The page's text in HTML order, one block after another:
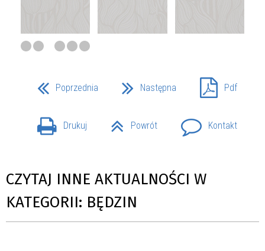
Poprzednia Następna Pdf
Drukuj Powrót Kontakt
CZYTAJ INNE AKTUALNOŚCI W
KATEGORII: BĘDZIN